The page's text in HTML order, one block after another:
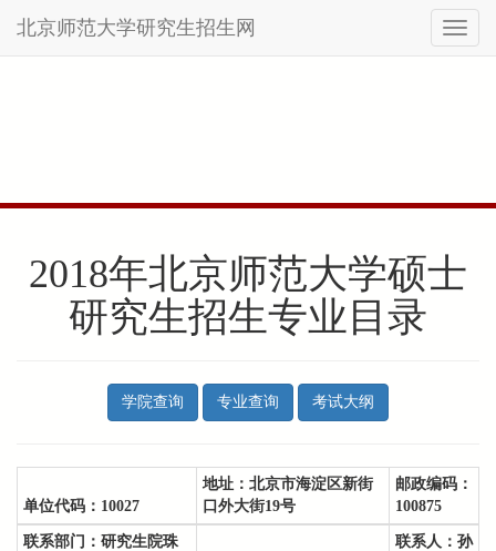
Toggle
北京师范大学研究生招生网
2018年北京师范大学硕士
研究生招生专业目录
学院查询 专业查询 考试大纲
单位代码： 10027
地址： 北京市海淀区新街
口外大街19号
邮政编码：
100875
联系部门： 研究生院珠
联系人： 孙